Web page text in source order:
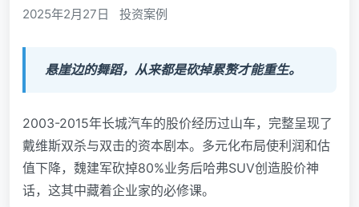
2025年2月27日 投资案例
悬崖边的舞蹈，从来都是砍掉累赘才能重生。
2003-2015年长城汽车的股价经历过山车，完整呈现了
戴维斯双杀与双击的资本剧本。多元化布局使利润和估
值下降，魏建军砍掉80%业务后哈弗SUV创造股价神
话，这其中藏着企业家的必修课。